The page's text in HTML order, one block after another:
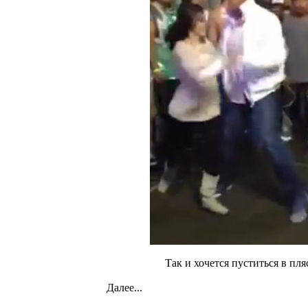
Так и хочется пуститься в
Далее...